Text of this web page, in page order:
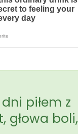
piłem z
głowa boli,